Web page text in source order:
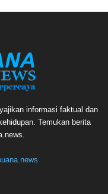
informasi faktual dan
Temukan berita